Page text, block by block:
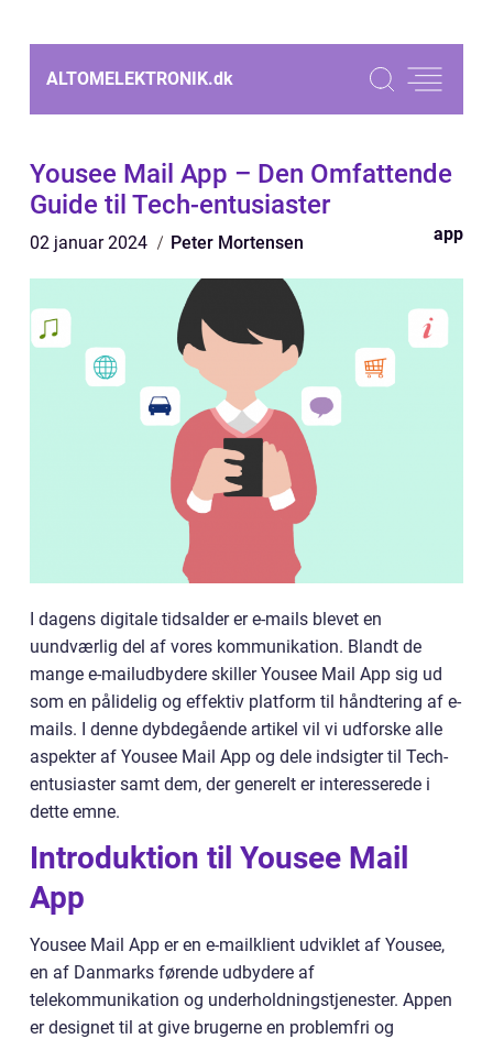
ALTOMELEKTRONIK.dk
Yousee Mail App – Den Omfattende
Guide til Tech-entusiaster
02 januar 2024 Peter Mortensen app
I dagens digitale tidsalder er e-mails blevet en
uundværlig del af vores kommunikation. Blandt de
mange e-mailudbydere skiller Yousee Mail App sig ud
som en pålidelig og effektiv platform til håndtering af e-
mails. I denne dybdegående artikel vil vi udforske alle
aspekter af Yousee Mail App og dele indsigter til Tech-
entusiaster samt dem, der generelt er interesserede i
dette emne.
Introduktion til Yousee Mail
App
Yousee Mail App er en e-mailklient udviklet af Yousee,
en af Danmarks førende udbydere af
telekommunikation og underholdningstjenester. Appen
er designet til at give brugerne en problemfri og